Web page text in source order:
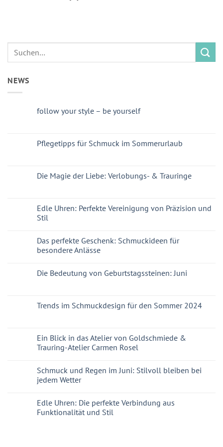
NEWS
follow your style – be yourself
Pflegetipps für Schmuck im Sommerurlaub
Die Magie der Liebe: Verlobungs- & Trauringe
Edle Uhren: Perfekte Vereinigung von Präzision und
Stil
Das perfekte Geschenk: Schmuckideen für
besondere Anlässe
Die Bedeutung von Geburtstagssteinen: Juni
Trends im Schmuckdesign für den Sommer 2024
Ein Blick in das Atelier von Goldschmiede &
Trauring-Atelier Carmen Rosel
Schmuck und Regen im Juni: Stilvoll bleiben bei
jedem Wetter
Edle Uhren: Die perfekte Verbindung aus
Funktionalität und Stil